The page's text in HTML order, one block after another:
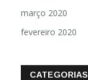
março 2020
fevereiro 2020
CATEGORIAS